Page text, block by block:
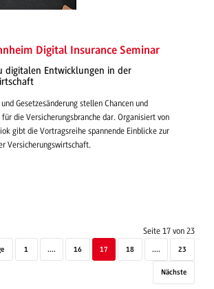
Digital Insurance Seminar
digitalen Entwicklungen in der
Gesetzesänderung stellen Chancen und
die Versicherungsbranche dar. Organisiert von
gibt die Vortragsreihe spannende Einblicke zur
Versicherungswirtschaft.
Seite 17 von 23
1 .... 16 17 18 .... 23
Nächste